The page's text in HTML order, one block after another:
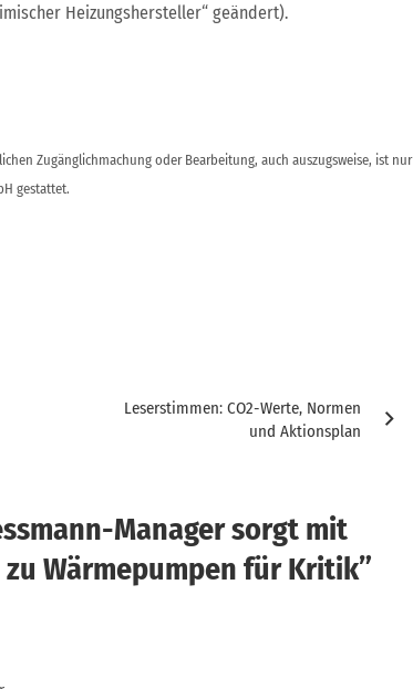
Heizungshersteller“ geändert).
Zugänglichmachung oder Bearbeitung, auch auszugsweise, ist nur
gestattet.
Leserstimmen: CO2-Werte, Normen
und Aktionsplan
Manager sorgt mit
Wärmepumpen für Kritik”